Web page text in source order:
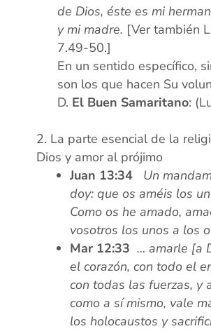
de Dios, éste es mi
y mi madre. [Ver también
7.49-50.]
En un sentido específico,
son los que hacen Su
El Buen Samaritano:
La parte esencial de la
Dios y amor al prójimo
Juan 13:34
Un
doy: que os améis los
Como os he amado,
vosotros los unos a los
Mar 12:33 … amarle [a
el corazón, con todo el
con todas las fuerzas, y
como a sí mismo, vale
los holocaustos y